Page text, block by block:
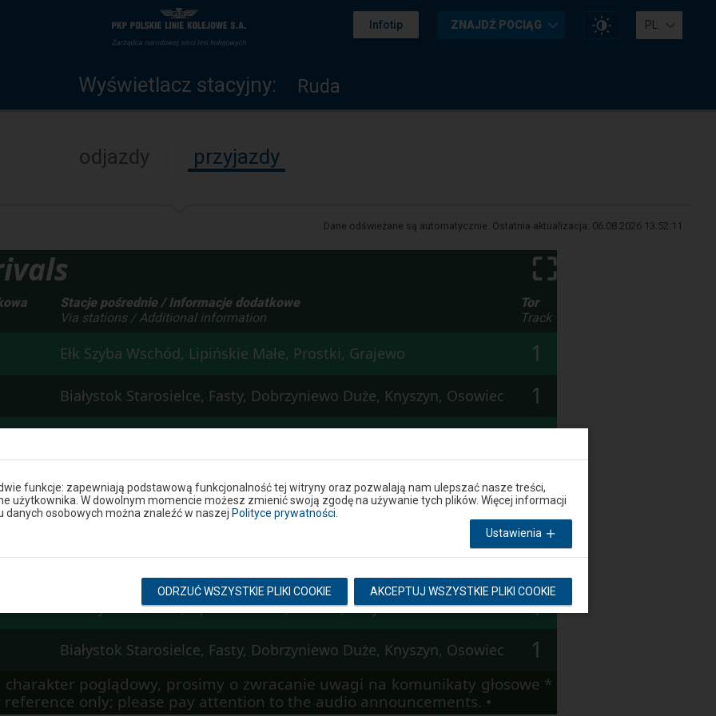
Infotip ZNAJDŹ POCIĄG
Zmień
kontrast
PL
Wyświetlacz
stacyjny
Strona
główna
Wyświetlacz stacyjny: Ruda
odjazdy przyjazdy
Dane odświeżane są automatycznie. Ostatnia aktualizacja: 06.08.2026 13:52:11
⛶
Stacje pośrednie / Informacje dodatkowe
Via stations / Additional information
Tor
Track
Ełk Szyba Wschód, Lipińskie Małe, Prostki, Grajewo
1
Białystok Starosielce, Fasty, Dobrzyniewo Duże, Knyszyn, Osowiec
1
1
Białystok Starosielce, Fasty, Dobrzyniewo Duże, Knyszyn, Osowiec
1
Ełk Szyba Wschód, Lipińskie Małe, Prostki, Grajewo
1
1
Ełk Szyba Wschód, Lipińskie Małe, Prostki, Grajewo
1
Białystok Starosielce, Fasty, Dobrzyniewo Duże, Knyszyn, Osowiec 1
charakter poglądowy, prosimy o zwracanie uwagi na komunikaty głosowe *
only; please pay attention to the audio announcements. •
funkcje: zapewniają podstawową funkcjonalność tej witryny oraz pozwalają nam ulepszać nasze treści,
użytkownika. W dowolnym momencie możesz zmienić swoją zgodę na używanie tych plików. Więcej informacji
osobowych można znaleźć w naszej Polityce prywatności
Ustawienia
ODRZUĆ WSZYSTKIE PLIKI COOKIE AKCEPTUJ WSZYSTKIE PLIKI COOKIE